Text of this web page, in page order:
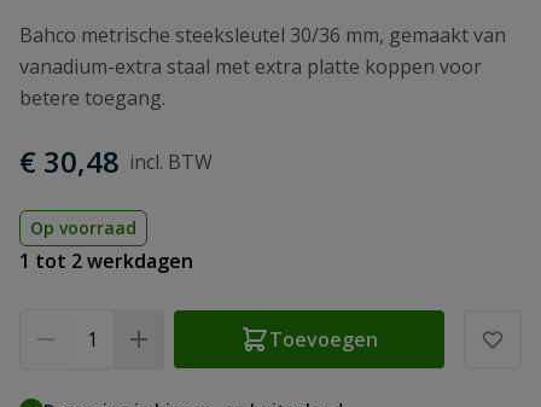
Bahco metrische steeksleutel 30/36 mm, gemaakt van
vanadium-extra staal met extra platte koppen voor
betere toegang.
€ 30,48
Op voorraad
1 tot 2 werkdagen
Toevoegen